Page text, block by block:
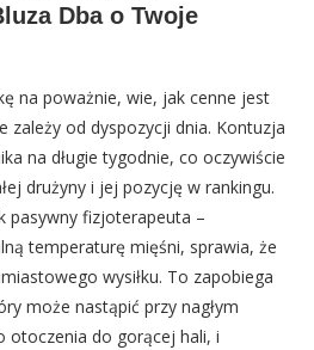
Dba o Twoje
na poważnie, wie, jak cenne jest
zależy od dyspozycji dnia. Kontuzja
na długie tygodnie, co oczywiście
drużyny i jej pozycję w rankingu.
pasywny fizjoterapeuta –
temperaturę mięśni, sprawia, że
wysiłku. To zapobiega
może nastąpić przy nagłym
otoczenia do gorącej hali, i